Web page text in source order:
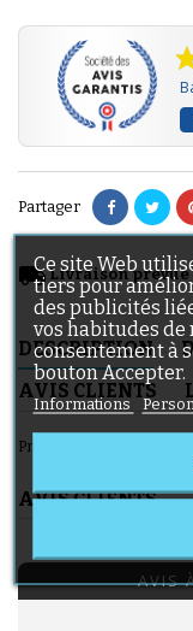
Partager
local_shippingLivraison prévue
DESCRIPTION
AVIS CLIENTS
Pneu pour poussette
AVIS CLIENTS
AVIS
Ce site Web
tiers pour
des publicités
vos habitudes de
consentement à
bouton Accepter.
Informations